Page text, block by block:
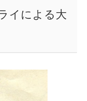
イによる大